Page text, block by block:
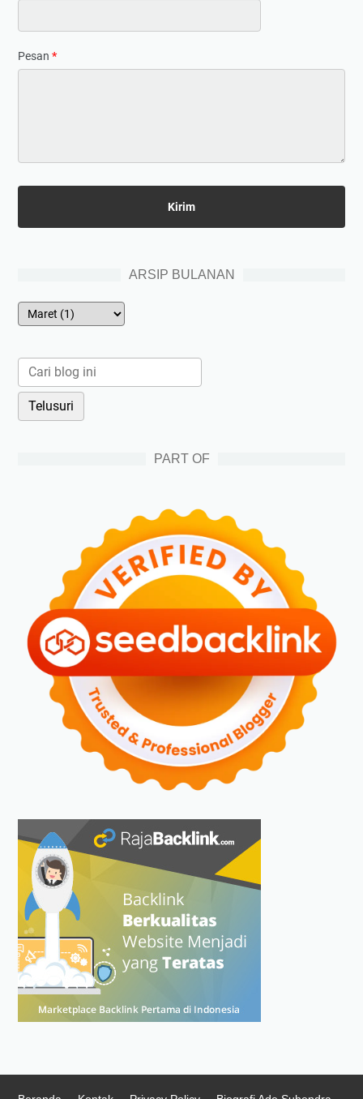
Pesan *
ARSIP BULANAN
PART OF